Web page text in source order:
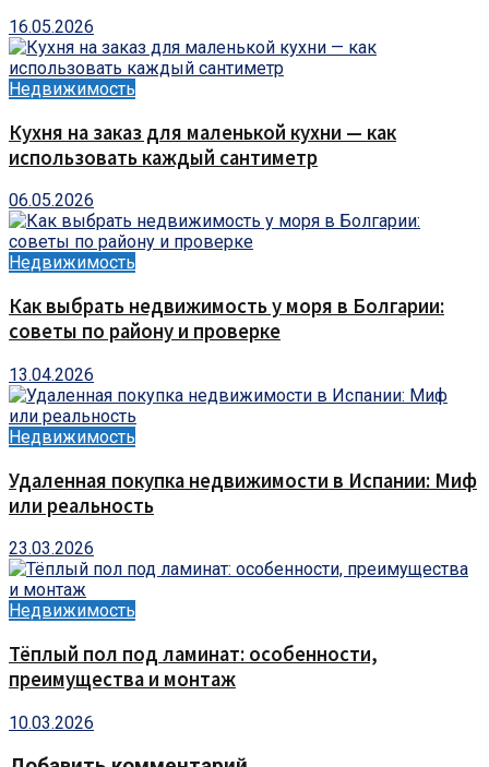
16.05.2026
Недвижимость
Кухня на заказ для маленькой кухни — как
использовать каждый сантиметр
06.05.2026
Недвижимость
Как выбрать недвижимость у моря в Болгарии:
советы по району и проверке
13.04.2026
Недвижимость
Удаленная покупка недвижимости в Испании: Миф
или реальность
23.03.2026
Недвижимость
Тёплый пол под ламинат: особенности,
преимущества и монтаж
10.03.2026